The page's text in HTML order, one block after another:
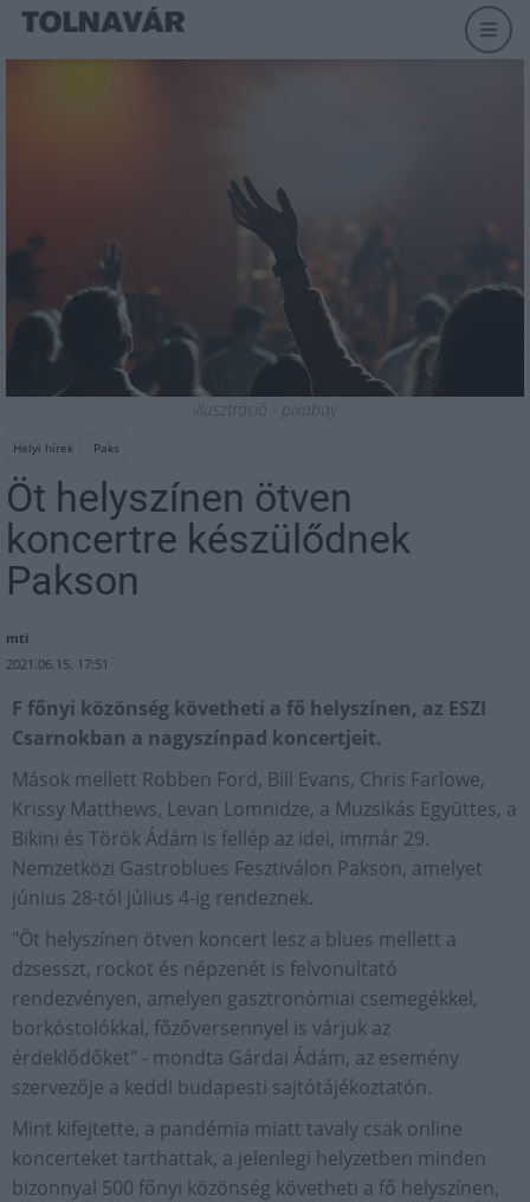
illusztráció - pixabay
Helyi hírek Paks
Öt helyszínen ötven
koncertre készülődnek
Pakson
mti
2021.06.15. 17:51
F főnyi közönség követheti a fő helyszínen, az ESZI
Csarnokban a nagyszínpad koncertjeit.
Mások mellett Robben Ford, Bill Evans, Chris Farlowe,
Krissy Matthews, Levan Lomnidze, a Muzsikás Együttes, a
Bikini és Török Ádám is fellép az idei, immár 29.
Nemzetközi Gastroblues Fesztiválon Pakson, amelyet
június 28-tól július 4-ig rendeznek.
"Öt helyszínen ötven koncert lesz a blues mellett a
dzsesszt, rockot és népzenét is felvonultató
rendezvényen, amelyen gasztronómiai csemegékkel,
borkóstolókkal, főzőversennyel is várjuk az
érdeklődőket" - mondta Gárdai Ádám, az esemény
szervezője a keddi budapesti sajtótájékoztatón.
Mint kifejtette, a pandémia miatt tavaly csak online
koncerteket tarthattak, a jelenlegi helyzetben minden
bizonnyal 500 főnyi közönség követheti a fő helyszínen,